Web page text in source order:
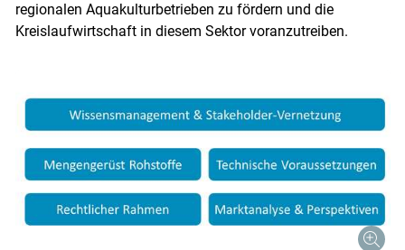
regionalen Aquakulturbetrieben zu fördern und die
Kreislaufwirtschaft in diesem Sektor voranzutreiben.